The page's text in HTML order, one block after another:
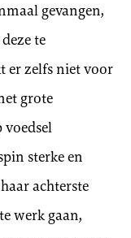
gevangen,
te
er zelfs niet voor
grote
voedsel
sterke en
achterste
werk gaan,